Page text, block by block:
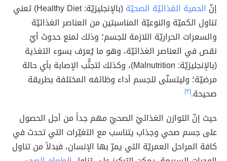
إنّ الحمية الغذائيّة الصحيّة
(بالإنجليزيّة: Healthy Diet) تعني
تناول الكميّة والنوعيّة المناسبتين من العناصر الغذائيّة
والسعرات الحراريّة اللازمة للجسم؛ وذلك لمنع حدوث أيّ
نقص في العناصر الغذائيّة، وهو ما يُعرَف بسوء التغذية
(بالإنجليزيّة: Malnutrition)، وكذلك لتجنُّب الإصابة بأي حالة
مرضيّة؛ وليتسنّى للجسم أداء وظائفه المختلفة بطريقة
صحيحة.[٣]
حيث إنّ التوازن الغذائيّ الصحيّ مهم جداً من أجل الحصول
على جسم صحي وجذاب يتناسب مع التغيّرات التي تحدث في
كافة المراحل العمريّة التي يمرّ بها الإنسان، فبدلاً من تناول